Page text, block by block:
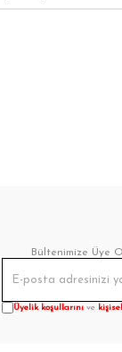
Bültenimize Üye
Üyelik koşullarını ve